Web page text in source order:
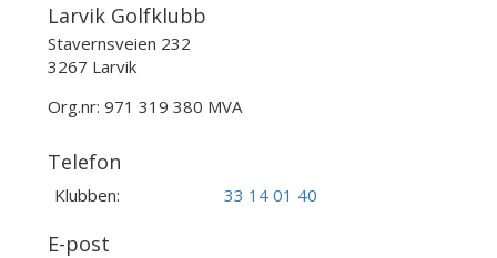
Larvik Golfklubb
Stavernsveien 232
3267 Larvik
Org.nr: 971 319 380 MVA
Telefon
Klubben: 33 14 01 40
E-post